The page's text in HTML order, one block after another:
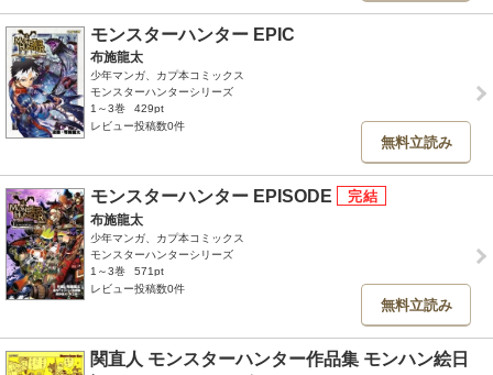
モンスターハンター EPIC
布施龍太
少年マンガ、カプ本コミックス
モンスターハンターシリーズ
1～3巻
429pt
レビュー投稿数0件
無料立読み
モンスターハンター EPISODE
布施龍太
少年マンガ、カプ本コミックス
モンスターハンターシリーズ
1～3巻
571pt
レビュー投稿数0件
無料立読み
関直人 モンスターハンター作品集 モンハン絵日